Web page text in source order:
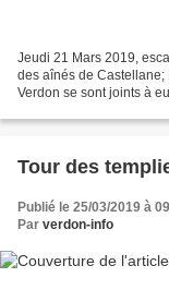
Jeudi 21 Mars 2019,
des aînés de
Verdon se sont joints à
Tour des
Publié le 25/03/2019 à
Par verdon-info